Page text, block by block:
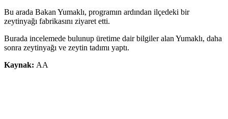
Bu arada Bakan Yumaklı, programın ardından ilçedeki bir
zeytinyağı fabrikasını ziyaret etti.
Burada incelemede bulunup üretime dair bilgiler alan Yumaklı, daha
sonra zeytinyağı ve zeytin tadımı yaptı.
Kaynak: AA